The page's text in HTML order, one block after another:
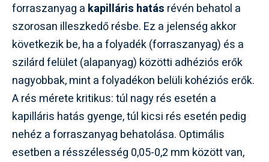
forraszanyag a kapilláris hatás révén behatol a
szorosan illeszkedő résbe. Ez a jelenség akkor
következik be, ha a folyadék (forraszanyag) és a
szilárd felület (alapanyag) közötti adhéziós erők
nagyobbak, mint a folyadékon belüli kohéziós erők.
A rés mérete kritikus: túl nagy rés esetén a
kapilláris hatás gyenge, túl kicsi rés esetén pedig
nehéz a forraszanyag behatolása. Optimális
esetben a résszélesség 0,05-0,2 mm között van,